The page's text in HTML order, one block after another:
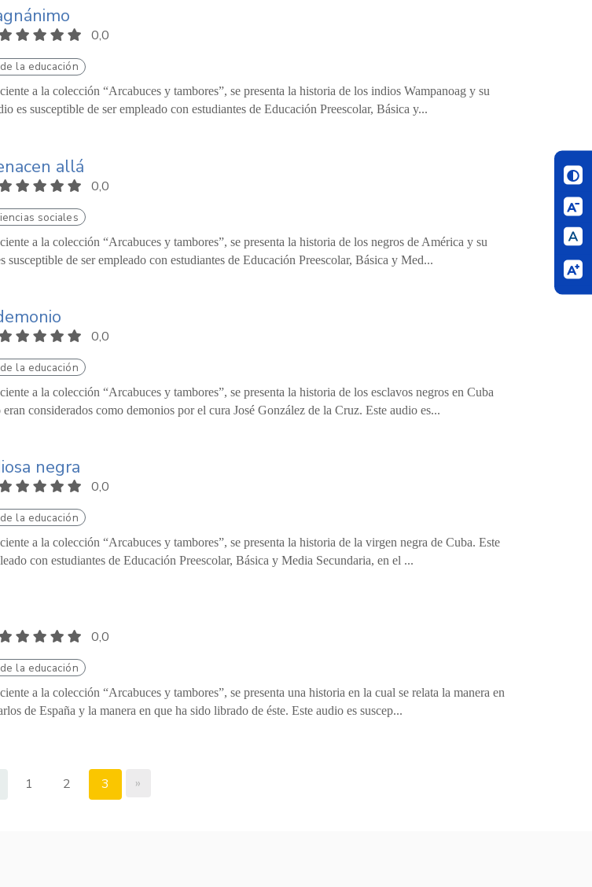
0,0
la educación
a la colección “Arcabuces y tambores”, se presenta la historia de los indios Wampanoag y su
es susceptible de ser empleado con estudiantes de Educación Preescolar, Básica y...
allá
0,0
sociales
a la colección “Arcabuces y tambores”, se presenta la historia de los negros de América y su
susceptible de ser empleado con estudiantes de Educación Preescolar, Básica y Med...
0,0
la educación
a la colección “Arcabuces y tambores”, se presenta la historia de los esclavos negros en Cuba
considerados como demonios por el cura José González de la Cruz. Este audio es...
negra
0,0
la educación
a la colección “Arcabuces y tambores”, se presenta la historia de la virgen negra de Cuba. Este
con estudiantes de Educación Preescolar, Básica y Media Secundaria, en el ...
0,0
la educación
a la colección “Arcabuces y tambores”, se presenta una historia en la cual se relata la manera en
de España y la manera en que ha sido librado de éste. Este audio es suscep...
1 2 3 »